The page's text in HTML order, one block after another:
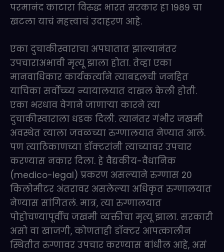
परमानंद काटारा विरुद्ध भारत सरकार हा 1989 चा
खटला याचं महत्त्वाचं उदाहरण आहे.
एका दुचाकीस्वाराचा अपघातात झाल्यानंतर
उपचाराअभावी मृत्यू झाला होता. तेव्हा एका
मानवाधिकार कार्यकर्त्याने त्याबद्दलची जनहित
याचिका सर्वोच्च्य न्यायालयात दाखल केली होती.
एका भरधाव वेगाने जाणाऱ्या कारने त्या
दुचाकीस्वाराला धडक दिली. त्यानंतर गंभीर जखमी
अवस्थेत त्याला जवळच्या रुग्णालयात नेण्यात आलं.
पण त्याठिकाणच्या डॉक्टरांनी त्याच्यावर उपचार
करण्यास नकार दिला. हे वैद्यकीय-वैधानिक
(medico-legal) प्रकरण असल्याने रुग्णास 20
किलोमीटर अंतरावर असलेल्या अधिकृत रुग्णालयात
नेण्यास सांगितलं. मात्र, त्या रुग्णालयात
पोहोचण्यापूर्वीच जखमी व्यक्तीचा मृत्यू झाला. सरकारी
असो वा खाजगी, कोणताही डॉक्टर आपत्कालीन
स्थितीत रुग्णावर उपचार करण्यास बांधील आहे, असं